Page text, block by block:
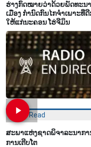
ຮ່າງກົດໝາຍວ່າດ້ວຍພັດທະນ
ເມືອງ ກຳນົດກົນໄກຈຳເພາະທີ່
ໃຫ້ແກ່ນະຄອນ ໂຮ່ຈີມິນ
Most Read
ສະ​ພາ​ແຫ່ງ​ຊາດ​ພິ​ຈາ​ລະ​ນາ​​ກ
ການ​ເຕີບ​ໂຕ